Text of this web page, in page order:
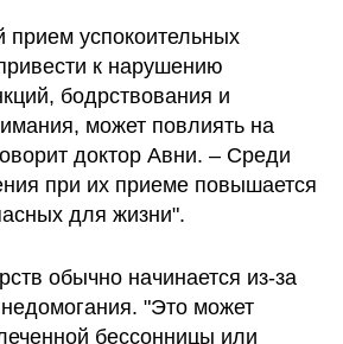
прием успокоительных
к нарушению
бодрствования и
может повлиять на
доктор Авни. – Среди
при их приеме повышается
для жизни".
обычно начинается из-за
"Это может
бессонницы или